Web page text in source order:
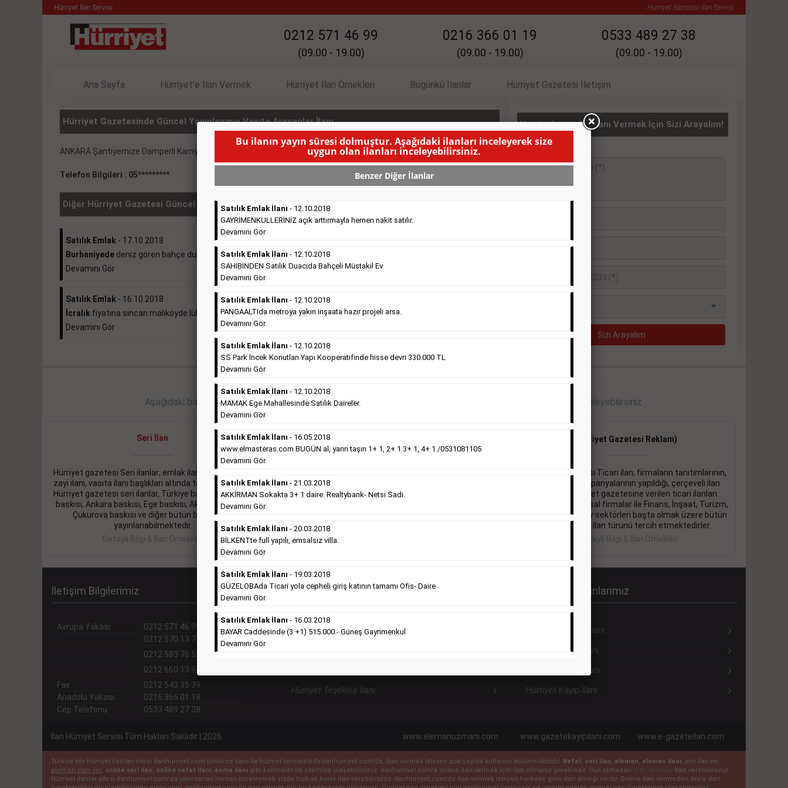
Hürriyet İlan Servisi Hürriyet Gazetesi İlan Servisi
0212 571 46 99
(09.00 - 19.00)
0216 366 01 19
(09.00 - 19.00)
0533 489 27 38
(09.00 - 19.00)
Ana Sayfa Hürriyet'e İlan Vermek Hürriyet İlan Örnekleri Bugünkü İlanlar Hürriyet Gazetesi İletişim
Hürriyet Gazetesinde Güncel Yayınlanmış Vasıta Arayanlar İlanı
ANKARA Şantiyemize Damperli Kamyonlar Kiralanacaktır. ( BU İLANIN YAYINLANMA SÜRESİ DOLMUŞTUR )
Telefon Bilgileri : 05*********
Diğer Hürriyet Gazetesi Güncel İlanlar
Satılık Emlak - 17.10.2018
Burhaniyede deniz gören bahçe dubleksi 370.000e ...
Devamını Gör
Belediyesitesinde süper kelepir 415.000e ...
Devamını Gör
Satılık Emlak - 16.10.2018
İcralık fiyatına sincan malıköyde lüks daire ...
Devamını Gör
Satılık Emlak
Gebzedesatılık sıfır otel 34 odalı. ...
Vasıta Arayanlar İlanı Vermek İçin Sizi Arayalım!
Aşağıdaki bağlantıları takip ederek Hürriyet gazetesi ilan türleri hakkında detaylara ulaşabilir, ilan örneklerini inceleyebilirsiniz.
Seri İlan
Hürriyet gazetesi Seri ilanlar; emlak ilanı, eleman ilanı,
zayi ilanı, vasıta ilanı başlıkları altında toplanmaktadır.
Hürriyet gazetesi seri ilanlar, Türkiye baskısı, İstanbul
baskısı, Ankara baskısı, Ege baskısı, Akdeniz baskısı,
Çukurova baskısı ve diğer bütün bölgelerde
yayınlanabilmektedir.
Detaylı Bilgi & İlan Örnekleri
Sosyal İlan
türü altında vefat ilanı anma ilan, başsağlığı ilanı,
teşekkür ilanı vb. ilan türleri toplanmaktadır. Ticari
(Hürriyet Gazetesi Reklam)
Hürriyet gazetesi Ticari ilan; firmaların tanıtımlarının,
duyuru ve kampanyalarının yapıldığı, çerçeveli ilan
çeşididir.Hüriyet gazetesine verilen ticari ilanları
genellikle kurumsal firmalar ile Finans, İnşaat, Turizm,
Eğitim, Otomotiv sektörleri başta olmak üzere bütün
sektörler bu ilan türünü tercih etmektedirler.
Detaylı Bilgi & İlan Örnekleri
İletişim Bilgilerimiz
Avrupa Yakası : 0212 571 46 99 (pbx)
: 0212 570 13 71
: 0212 583 76 53
: 0212 660 13 94
Fax
: 0212 543 35 39
Anadolu Yakası
: 0216 366 01 19
Cep Telefonu
: 0533 489 27 38
Hürriyet Sosyal İlanlarımız
Hürriyet Vefat İlanı
Hürriyet Teşekkür İlanı
Hürriyet Seri İlanlarımız
Hürriyet Eleman İlanı
Hürriyet Emlak İlanı
Hürriyet Vasıta İlanı
Hürriyet Kayıp İlanı
İlan Hürriyet Servisi Tüm Hakları Saklıdır | 2026 www.elemanuzmani.com www.gazetekayipilani.com www.e-gazeteilan.com
Türkiye'nin hürriyet ilanları sitesi ilanhurriyet.com binlerce ilanı ile hizmet vermektedir.ilanhurriyet.com'da, ilan vermek isteyen çok sayıda kullanıcı bulunmaktadır. Vefat, seri ilan, eleman, eleman ilanı, seri ilan ver,
eleman ilanı ver, online seri ilan, online vefat ilanı, anma ilanı gibi kelimeler ile sitemize ulaşabilirsiniz. ilanhurriyet.com'a online ilan vermek için üye olmanız gerekmez. Üye olmadan
İlan verebilirsiniz.
Hürriyet ilanlar sitesi ilanhurriyet.com'da yayınlanan ilanları inceleyerek sizde hızlı ve kolay ilan verebilirsiniz. ilanhurriyet.com'da ilan vermek isteyen herkese göre ilan örneği vardır. Online ilan vermeden önce ilan
Bu ilanın yayın süresi dolmuştur. Aşağıdaki ilanları inceleyerek size
uygun olan ilanları inceleyebilirsiniz.
Benzer Diğer İlanlar
Satılık Emlak İlanı - 12.10.2018
GAYRİMENKULLERİNİZ açık arttırmayla hemen nakit satılır.
Devamını Gör
Satılık Emlak İlanı - 12.10.2018
SAHİBİNDEN Satılık Duacıda Bahçeli Müstakil Ev
Devamını Gör
Satılık Emlak İlanı - 12.10.2018
PANGAALTIda metroya yakın inşaata hazır projeli arsa.
Devamını Gör
Satılık Emlak İlanı - 12.10.2018
SS Park İncek Konutları Yapı Kooperatifinde hisse devri 330.000 TL
Devamını Gör
Satılık Emlak İlanı - 12.10.2018
MAMAK Ege Mahallesinde Satılık Daireler.
Devamını Gör
Satılık Emlak İlanı - 16.05.2018
www.elmasteras.com BUGÜN al, yarın taşın 1+ 1, 2+ 1 3+ 1, 4+ 1 /0531081105
Devamını Gör
Satılık Emlak İlanı - 21.03.2018
AKKİRMAN Sokakta 3+ 1 daire. Realtybank- Netsi Sadi.
Devamını Gör
Satılık Emlak İlanı - 20.03.2018
BİLKENTte full yapılı, emsalsiz villa.
Devamını Gör
Satılık Emlak İlanı - 19.03.2018
GÜZELOBAda Ticari yola cepheli giriş katının tamamı Ofis- Daire
Devamını Gör
Satılık Emlak İlanı - 16.03.2018
BAYAR Caddesinde (3 +1) 515.000.- Güneş Gayrimenkul
Devamını Gör